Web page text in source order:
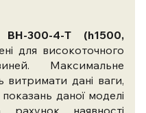
ВН-300-4-Т (h1500,
для високоточного
Максимальне
витримати дані ваги,
даної моделі
рахунок наявності